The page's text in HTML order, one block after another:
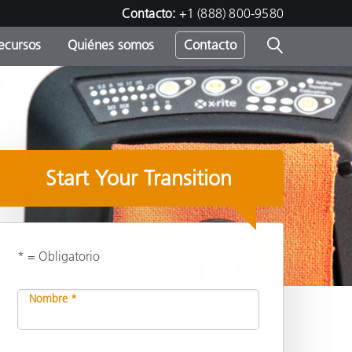
Contacto: +1 (888) 800-9580
Quiénes somos Contacto
Start Your Transition
* = Obligatorio
Nombre *